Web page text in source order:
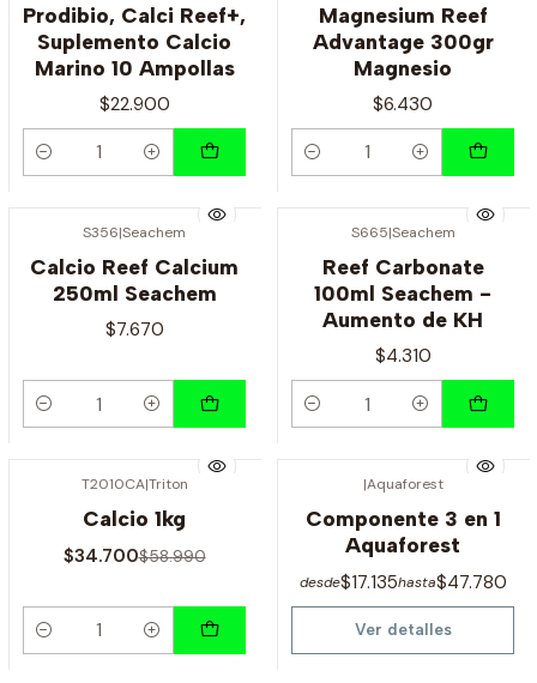
Prodibio, Calci Reef+,
Suplemento Calcio
Marino 10 Ampollas
$22.900
Cantidad
Magnesium Reef
Advantage 300gr
Magnesio
$6.430
Cantidad
S356|Seachem
Calcio Reef Calcium
250ml Seachem
$7.670
Cantidad
S665|Seachem
Reef Carbonate
100ml Seachem -
Aumento de KH
$4.310
Cantidad
T2010CA|Triton
Calcio 1kg
$34.700$58.990
Cantidad
|Aquaforest
Componente 3 en 1
Aquaforest
desde$17.135hasta$47.780
Ver detalles